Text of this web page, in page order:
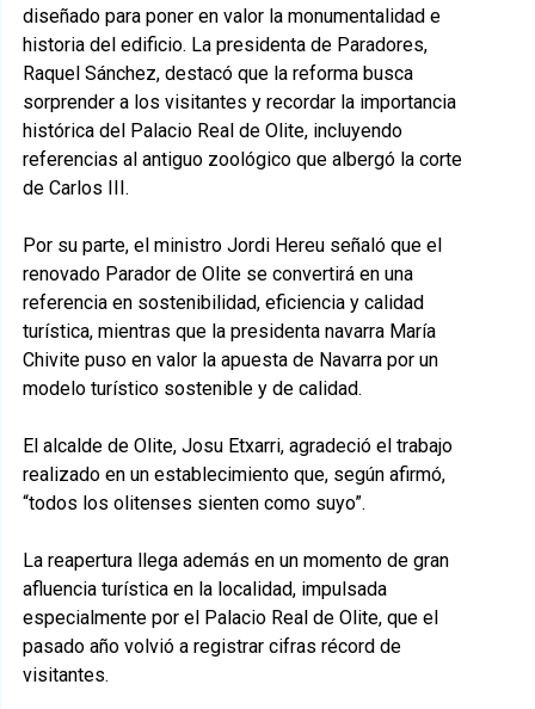
diseñado para poner en valor la monumentalidad e
historia del edificio. La presidenta de Paradores,
Raquel Sánchez, destacó que la reforma busca
sorprender a los visitantes y recordar la importancia
histórica del Palacio Real de Olite, incluyendo
referencias al antiguo zoológico que albergó la corte
de Carlos III.
Por su parte, el ministro Jordi Hereu señaló que el
renovado Parador de Olite se convertirá en una
referencia en sostenibilidad, eficiencia y calidad
turística, mientras que la presidenta navarra María
Chivite puso en valor la apuesta de Navarra por un
modelo turístico sostenible y de calidad.
El alcalde de Olite, Josu Etxarri, agradeció el trabajo
realizado en un establecimiento que, según afirmó,
“todos los olitenses sienten como suyo”.
La reapertura llega además en un momento de gran
afluencia turística en la localidad, impulsada
especialmente por el Palacio Real de Olite, que el
pasado año volvió a registrar cifras récord de
visitantes.